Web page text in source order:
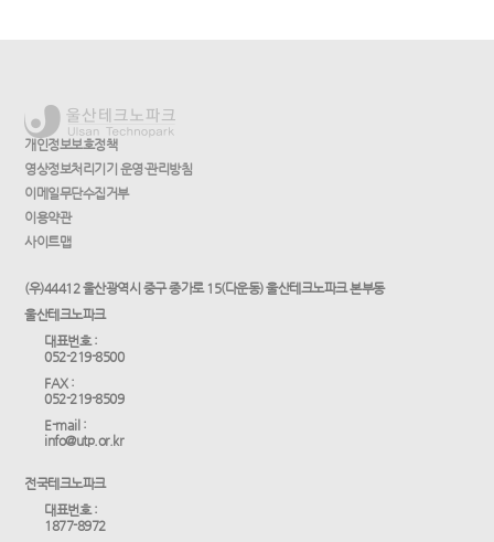
개인정보보호정책
영상정보처리기기 운영·관리방침
이메일무단수집거부
이용약관
사이트맵
(우)44412 울산광역시 중구 종가로 15(다운동) 울산테크노파크 본부동
울산테크노파크
대표번호 :
052-219-8500
FAX :
052-219-8509
E-mail :
info@utp.or.kr
전국테크노파크
대표번호 :
1877-8972